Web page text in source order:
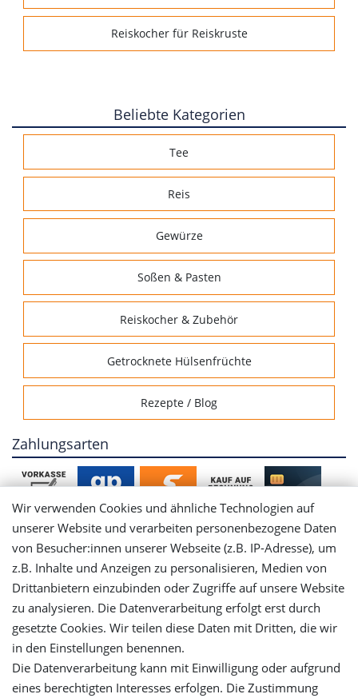
Reiskocher für Reiskruste
Beliebte Kategorien
Tee
Reis
Gewürze
Soßen & Pasten
Reiskocher & Zubehör
Getrocknete Hülsenfrüchte
Rezepte / Blog
Zahlungsarten
Mein Konto
Login
Registrieren
Versandinformationen
Wir verwenden Cookies und ähnliche Technologien auf
unserer Website und verarbeiten personenbezogene Daten
von Besucher:innen unserer Webseite (z.B. IP-Adresse), um
z.B. Inhalte und Anzeigen zu personalisieren, Medien von
Drittanbietern einzubinden oder Zugriffe auf unsere Website
zu analysieren. Die Datenverarbeitung erfolgt erst durch
gesetzte Cookies. Wir teilen diese Daten mit Dritten, die wir
in den Einstellungen benennen.
Die Datenverarbeitung kann mit Einwilligung oder aufgrund
eines berechtigten Interesses erfolgen. Die Zustimmung